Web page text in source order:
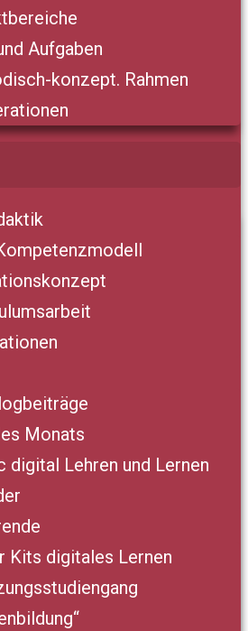
Aufgaben
konzept. Rahmen
Monats
digital Lehren und Lernen
Kits digitales Lernen